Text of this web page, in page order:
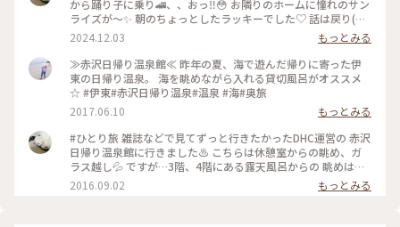
から踊り子に乗り🚄、、おっ‼️😳 お隣りのホームに憧れのサン
ライズが〜✨ 朝のちょっとしたラッキーでした♡ 話は戻り(笑)
踊り子号で伊豆高原駅へ🚉 そして赤沢日帰り温泉館に♨️ ここ
は私のひとり旅初めての場所😊 当時も日帰りでしたが、とて
も楽しかったので その後旅にハマってしまいました😂 絶景の
インフィニティ露天でキラキラの海を 眺めながら思い出に浸
っていました😌♨️ お風呂はもちろん📷✖️なので、写真はロビー
からの相模湾です🌊🛥️ ここの温泉はお湯👍眺め👍清潔感👍駅
から 送迎バスあり🚌でなかなか良いですょ💯 #秋の彩り #ベス
トトリップ2024 #赤沢日帰り温泉館#DHC#赤沢温泉 #伊豆高原
駅#特急踊り子#シャトルバス #食事処#ランチ#駿河湾#インフ
ィニティ風呂 #露天風呂#絶景#サンライズ瀬戸出雲#東京駅 #
ことりっぷ伊豆
2024.12.03
もっとみる
≫赤沢日帰り温泉館≪ 昨年の夏、海で遊んだ帰りに寄った伊
東の日帰り温泉。 海を眺めながら入れる貸切風呂がオススメ
☆ #伊東#赤沢日帰り温泉#温泉 #海#奥旅
2017.06.10
もっとみる
#ひとり旅 雑誌などで見てずっと行きたかったDHC運営の 赤沢
日帰り温泉館に行きました♨️ こちらは休憩室からの眺め、ガ
ラス越し💦 ですが…3階、4階にある露天風呂からの 眺めは絶
景の一言❗️ 伊豆の海が水平線まで見渡せます😆 上野東京ライン
のお陰で熱海まで行けて、 その先の伊豆半島まで日帰りひとり
2016.09.02 もっとみる